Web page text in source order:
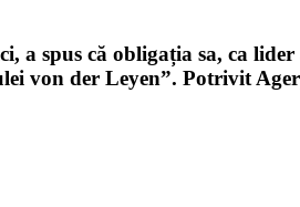
a spus că obligația sa, ca
von der Leyen”. Potrivit